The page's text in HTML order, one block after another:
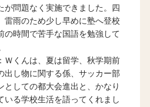
が問題なく実施できました。四
雷雨のため少し早めに塾へ登校
の時間で苦手な国語を勉強して
Ｗくんは、夏は留学、秋学期前
出し物に関する係、サッカー部
としての都大会進出と、かなり
いる学校生活を語ってくれまし